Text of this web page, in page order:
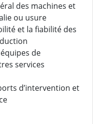
des machines et
ou usure
et la fiabilité des
de
services
d’intervention et